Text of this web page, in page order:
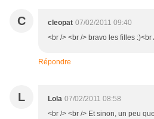
C cleopat 07/02/2011 09:40
<br /> <br /> bravo les filles :)<br
Répondre
L Lola 07/02/2011 08:58
<br /> <br /> Et sinon, un peu